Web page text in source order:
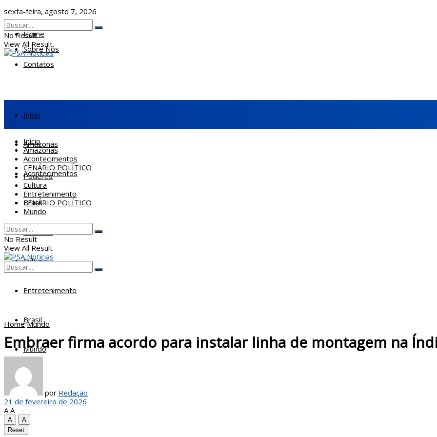
sexta-feira, agosto 7, 2026
Home
Sobre Nós
Contatos
No Result
View All Result
Início
Amazonas
Acontecimentos
CENÁRIO POLÍTICO
Poderes
Cultura
Entretenimento
Brasil
Mundo
Início
Amazonas
Acontecimentos
CENÁRIO POLÍTICO
Poderes
Cultura
Entretenimento
Brasil
Mundo
No Result
View All Result
View All Result
Home Mundo
Embraer firma acordo para instalar linha de montagem na
por Redação
21 de fevereiro de 2026
A A
A
A
Reset